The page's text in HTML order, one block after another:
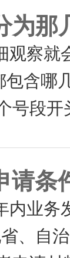
为那
观察
含哪
号段
请条
内业
、自